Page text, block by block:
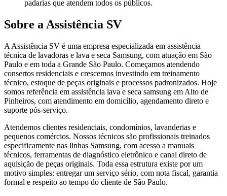
padarias que atendem todos os públicos.
Sobre a Assistência SV
A Assistência SV é uma empresa especializada em assistência
técnica de lavadoras e lava e seca Samsung, com atuação em São
Paulo e em toda a Grande São Paulo. Começamos atendendo
consertos residenciais e crescemos investindo em treinamento
técnico, estoque de peças originais e processos padronizados. Hoje
somos referência em assistência lava e seca samsung em Alto de
Pinheiros, com atendimento em domicílio, agendamento direto e
suporte pós-serviço.
Atendemos clientes residenciais, condomínios, lavanderias e
pequenos comércios. Nossos técnicos são profissionais treinados
especificamente nas linhas Samsung, com acesso a manuais
técnicos, ferramentas de diagnóstico eletrônico e canal direto de
aquisição de peças originais. Toda essa estrutura existe por um
motivo simples: entregar um serviço sério, com nota fiscal, garantia
formal e respeito ao tempo do cliente de São Paulo.